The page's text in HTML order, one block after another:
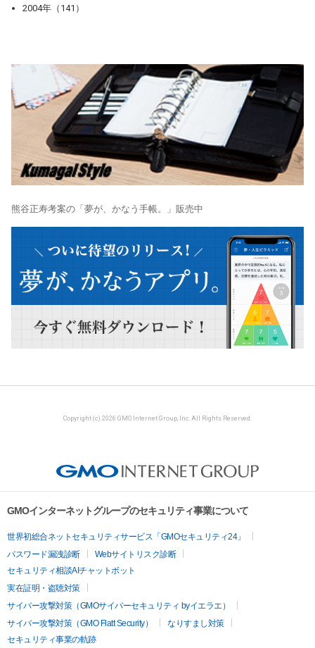
2004年（141）
熊谷正寿考案の「夢が、かなう手帳。」販売中
Copyright (c) 2026 GMO Internet Group, Inc. All Rights Reserved.
GMOインターネットグループのセキュリティ事業について
世界初総合ネットセキュリティサービス「GMOセキュリティ24」
パスワード漏洩診断
Webサイトリスク診断
セキュリティ相談AIチャットボット
実在証明・盗聴対策
サイバー攻撃対策（GMOサイバーセキュリティ byイエラエ）
サイバー攻撃対策（GMO Flatt Security）
なりすまし対策
セキュリティ事業の軌跡